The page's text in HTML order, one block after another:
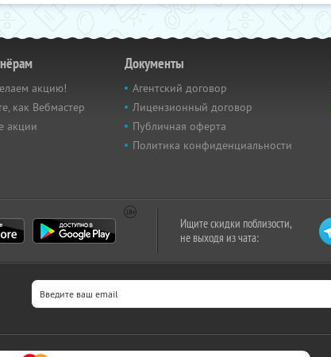
акцию!
как Вебмастер
акции
Документы
Агентский договор
Лицензионный договор
Публичная оферта
Политика конфиденциальности
Ищите скидки поблизости,
не выходя из чата: